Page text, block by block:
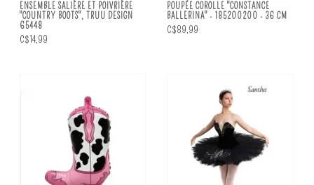
ENSEMBLE SALIÈRE ET POIVRIÈRE
"COUNTRY BOOTS", TRUU DESIGN
65448
C$14,99
POUPÉE COROLLE "CONSTANCE
BALLERINA" - 185200200 - 36 CM
C$89,99